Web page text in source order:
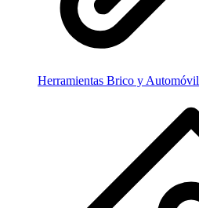
Herramientas Brico y Automóvil